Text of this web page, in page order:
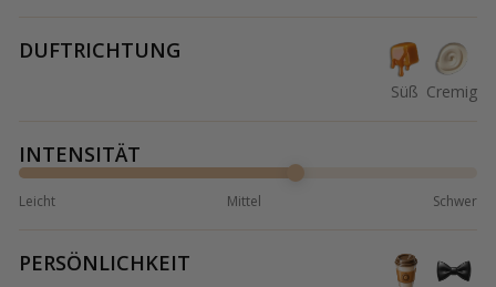
DUFTRICHTUNG
Süß Cremig
INTENSITÄT
Leicht Mittel Schwer
PERSÖNLICHKEIT